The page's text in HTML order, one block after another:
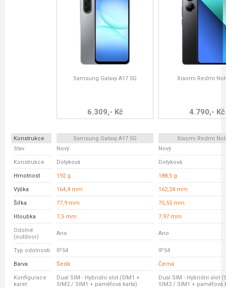
Samsung Galaxy A17 5G
6.309,- Kč
Xiaomi Redmi
4.790,- Kč
Konstrukce Samsung Galaxy A17 5G
Xiaomi Redmi
Stav
Nový Nový
Konstrukce Dotyková Dotyková
Hmotnost 192 g 188,5 g
Výška 164,4 mm 162,24 mm
Šířka 77,9 mm 75,55 mm
Hloubka 7,5 mm 7,97 mm
Odolné
(outdoor)
Ano Ano
Typ odolnosti IP54 IP54
Barva Šedá Černá
Konfigurace
karet
Dual SIM - Hybridní slot (SIM1 +
SIM2 / SIM1 + paměťová karta)
Dual SIM - Hybridní slot
SIM2 / SIM1 + paměťová